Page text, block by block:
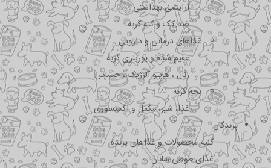
آرایشی بهداشتی
ضد کک و کنه گربه
غذاهای درمانی و دارویی
عقیم شده و یورینری گربه
رنال ، هایپو آلرژیک ، حساس
بچه گربه
غذا، شیر، مکمل و اکسسوری
پرندگان
کلیه محصولات و غذاهای پرنده
غذای طوطی سانان